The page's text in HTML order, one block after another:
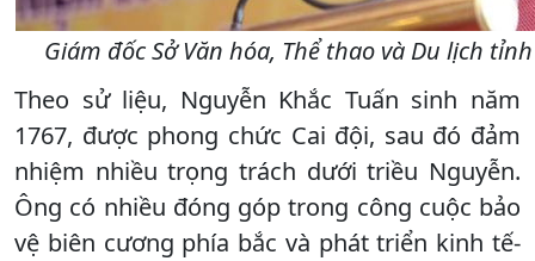
Giám đốc Sở Văn hóa, Thể thao và Du lịch
Theo sử liệu, Nguyễn Khắc Tuấn sinh năm
1767, được phong chức Cai đội, sau đó đảm
nhiệm nhiều trọng trách dưới triều Nguyễn.
Ông có nhiều đóng góp trong công cuộc bảo
vệ biên cương phía bắc và phát triển kinh tế-